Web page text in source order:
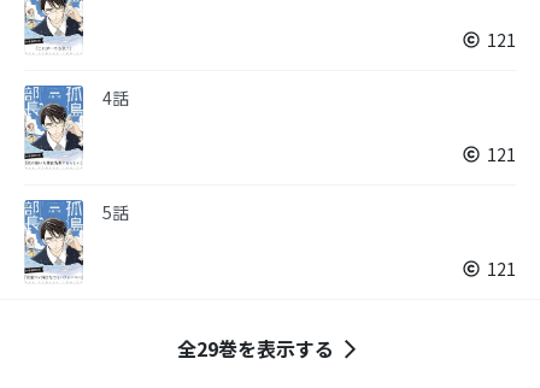
121
4話
121
5話
121
全29巻を表示する